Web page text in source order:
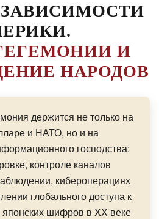
И
НАРОДОВ
держится не только на
и НАТО, но и на
господства:
контроле каналов
кибероперациях
глобального доступа к
шифров в XX веке